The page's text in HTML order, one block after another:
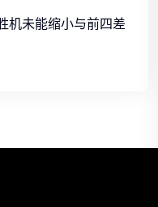
机未能缩小与前四差